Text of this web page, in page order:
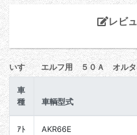
レビ
いすゞ エルフ用 ５０Ａ オルタ
車
種
車輌型式
ｱﾄ
AKR66E